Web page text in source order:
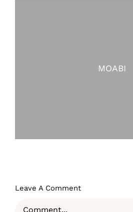
MOABI
Leave A Comment
Comment